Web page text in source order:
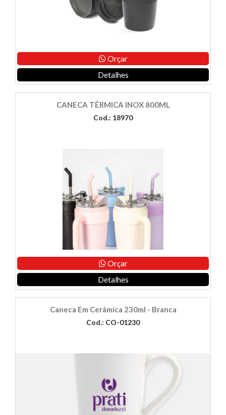
Orçar
Detalhes
CANECA TÉRMICA INOX 800ML
Cod.: 18970
Orçar
Detalhes
Caneca Em Cerâmica 230ml - Branca
Cod.: CO-01230